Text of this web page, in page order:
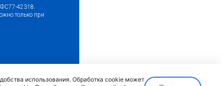
42318.
только при
использования. Обработка cookie может